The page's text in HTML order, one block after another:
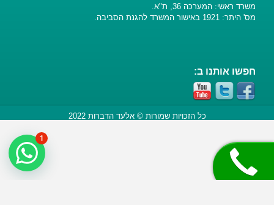
משרד ראשי: המערכה 36, ת"א.
מס' היתר: 1921 באישור המשרד להגנת הסביבה.
חפשו אותנו ב:
כל הזכויות שמורות © אלעד הדברות 2022
1